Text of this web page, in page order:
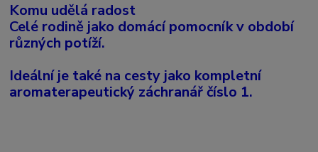
Komu udělá radost
Celé rodině jako domácí pomocník v období
různých potíží.
Ideální je také na cesty jako kompletní
aromaterapeutický záchranář číslo 1.